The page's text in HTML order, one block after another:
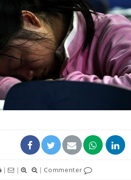
| | |Commenter